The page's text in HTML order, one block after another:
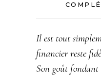
Il est tout
financier reste
Son goût